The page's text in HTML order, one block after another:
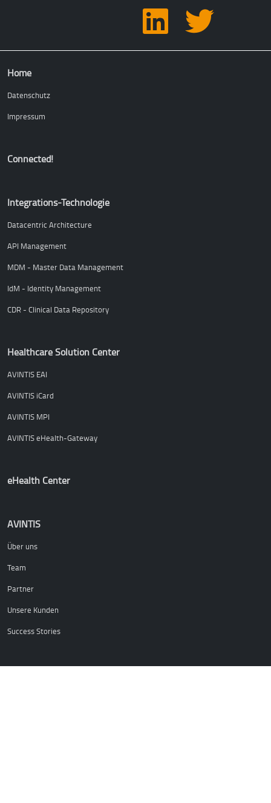
Home
Datenschutz
Impressum
Connected!
Integrations-Technologie
Datacentric Architecture
API Management
MDM - Master Data Management
IdM - Identity Management
CDR - Clinical Data Repository
Healthcare Solution Center
AVINTIS EAI
AVINTIS iCard
AVINTIS MPI
AVINTIS eHealth-Gateway
eHealth Center
AVINTIS
Über uns
Team
Partner
Unsere Kunden
Success Stories